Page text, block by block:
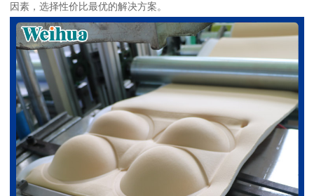
因素，选择性价比最优的解决方案。